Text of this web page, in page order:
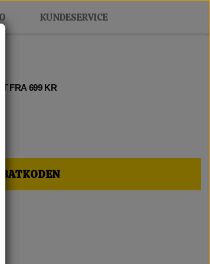
KUNDESERVICE
FRA 699 KR